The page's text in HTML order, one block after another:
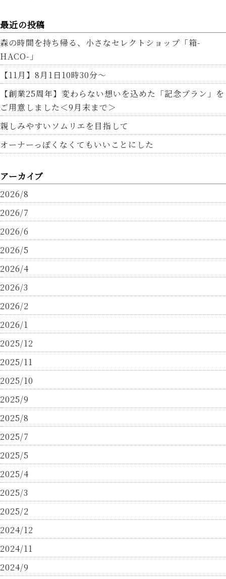
最近の投稿
森の時間を持ち帰る、小さなセレクトショップ「箱-
HACO-」
【11月】8月1日10時30分～
【創業25周年】変わらない想いを込めた「記念プラン」を
ご用意しました＜9月末まで＞
親しみやすいソムリエを目指して
オーナーっぽくなくてもいいことにした
アーカイブ
2026/8
2026/7
2026/6
2026/5
2026/4
2026/3
2026/2
2026/1
2025/12
2025/11
2025/10
2025/9
2025/8
2025/7
2025/5
2025/4
2025/3
2025/2
2024/12
2024/11
2024/9